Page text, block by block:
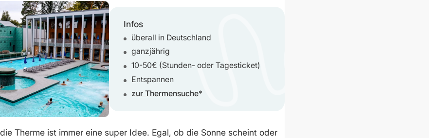
Infos
überall in Deutschland
ganzjährig
10-50€ (Stunden- oder Tagesticket)
Entspannen
zur Thermensuche
Therme ist immer eine super Idee. Egal, ob die Sonne scheint oder